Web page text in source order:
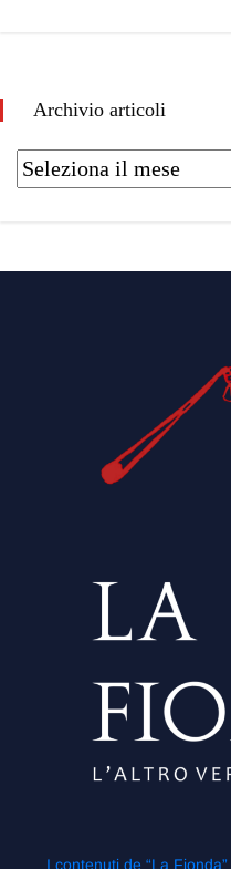
Archivio articoli
I contenuti de “La Fionda”